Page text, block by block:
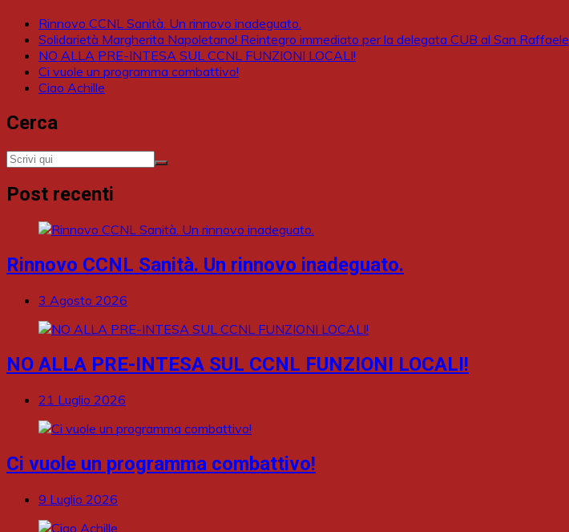
Rinnovo CCNL Sanità. Un rinnovo inadeguato.
Solidarietà Margherita Napoletano! Reintegro immediato per la delegata CUB al San Raffaele
NO ALLA PRE-INTESA SUL CCNL FUNZIONI LOCALI!
Ci vuole un programma combattivo!
Ciao Achille
Cerca
Post recenti
Rinnovo CCNL Sanità. Un rinnovo inadeguato.
3 Agosto 2026
NO ALLA PRE-INTESA SUL CCNL FUNZIONI LOCALI!
21 Luglio 2026
Ci vuole un programma combattivo!
9 Luglio 2026